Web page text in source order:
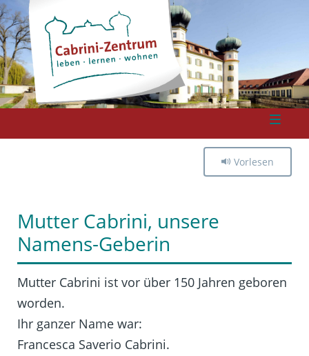
Vorlesen
Mutter Cabrini, unsere
Namens-Geberin
Mutter Cabrini ist vor über 150 Jahren geboren
worden.
Ihr ganzer Name war:
Francesca Saverio Cabrini.